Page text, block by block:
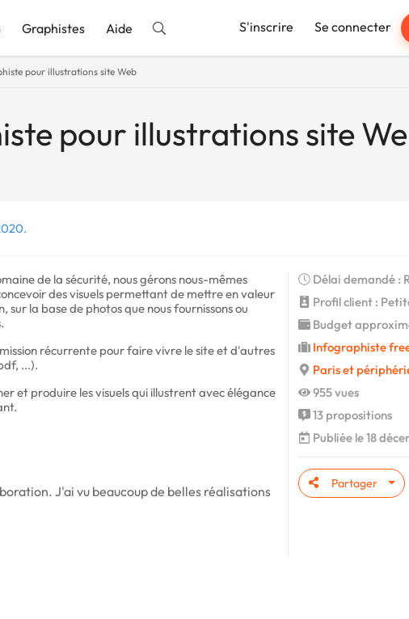
Graphistes Aide S'inscrire Se connecter
pour illustrations site Web
pour illustrations site
de la sécurité, nous gérons nous-mêmes
des visuels permettant de mettre en valeur
la base de photos que nous fournissons ou
récurrente pour faire vivre le site et d'autres
...).
et produire les visuels qui illustrent avec élégance
J'ai vu beaucoup de belles réalisations
Délai demandé :
Profil client :
Budget
Infographiste
Paris et
955 vues
13 propositions
Publiée le 18
Partager